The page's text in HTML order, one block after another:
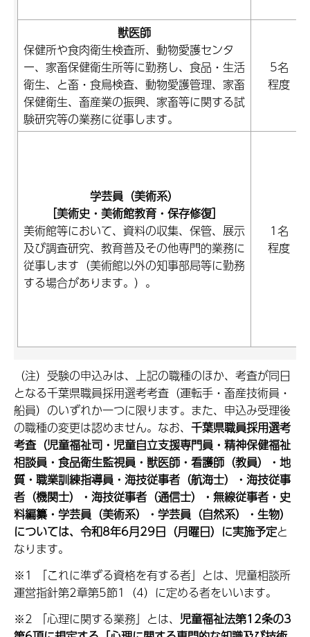
獣医師
保健所や食肉衛生検査所、動物愛護センタ
ー、家畜保健衛生所等に勤務し、食品・生活
衛生、と畜・食鳥検査、動物愛護管理、家畜
保健衛生、畜産業の振興、家畜等に関する試
験研究等の業務に従事します。
5名
程度
学芸員（美術系）
［美術史・美術館教育・保存修復］
美術館等において、資料の収集、保管、展示
及び調査研究、教育普及その他専門的業務に
従事します（美術館以外の知事部局等に勤務
する場合があります。）。
1名
程度
（注）受験の申込みは、上記の職種のほか、考査が同日
となる千葉県職員採用選考考査（運転手・畜産技術員・
船員）のいずれか一つに限ります。また、申込み受理後
の職種の変更は認めません。なお、 千葉県職員採用選考
考査（児童福祉司・児童自立支援専門員・精神保健福祉
相談員・ 食品衛生監視員・獣医師・看護師（教員）・地
質・職業訓練指導員・海技従事者（航海士）・海技従事
者（機関士）・海技従事者（通信士）・無線従事者・史
料編纂・学芸員（美術系）・学芸員（自然系）・生物）
については、令和8年6月29日（月曜日）に実施予定と
なります。
※1 「これに準ずる資格を有する者」とは、児童相談所
運営指針第2章第5節1（4）に定める者をいいます。
※2 「心理に関する業務」とは、 児童福祉法第12条の3